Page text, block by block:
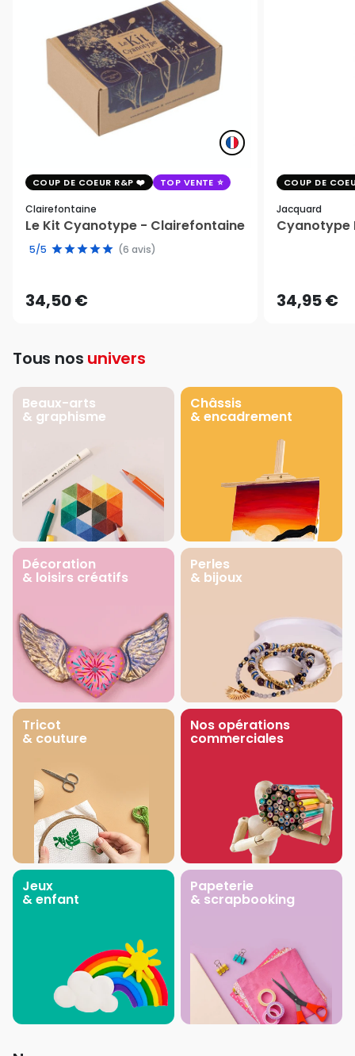
COUP DE COEUR R&P TOP VENTE
Clairefontaine
Le Kit Cyanotype - Clairefontaine
5/5 (6 avis)
34,50 €
COUP DE
Jacquard
Cyanotype
34,95 €
Tous nos univers
Beaux-arts
& graphisme
Châssis
& encadrement
Décoration
& loisirs créatifs
Perles
& bijoux
Tricot
& couture
Nos opérations
commerciales
Jeux
& enfant
Papeterie
& scrapbooking